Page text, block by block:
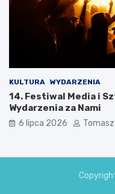
KULTURA WYDARZENIA
14. Festiwal Media i
Wydarzenia za Nami
6 lipca 2026